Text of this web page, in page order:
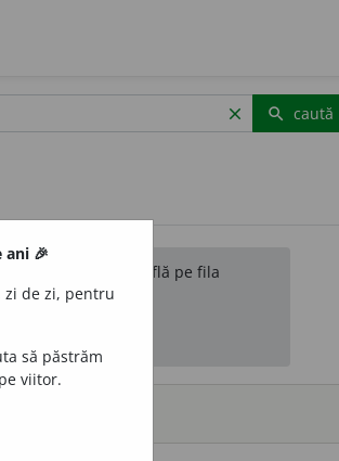
clear search caută
originale se află pe fila
🎉
zi de zi, pentru
să păstrăm
viitor.